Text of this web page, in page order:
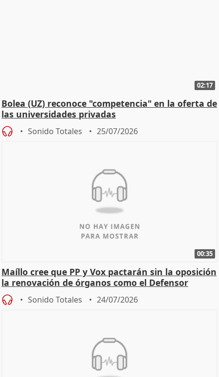
02:17
Bolea (UZ) reconoce "competencia" en la oferta de
las universidades privadas
Sonido Totales 25/07/2026
00:35
Maíllo cree que PP y Vox pactarán sin la oposición
la renovación de órganos como el Defensor
Sonido Totales 24/07/2026